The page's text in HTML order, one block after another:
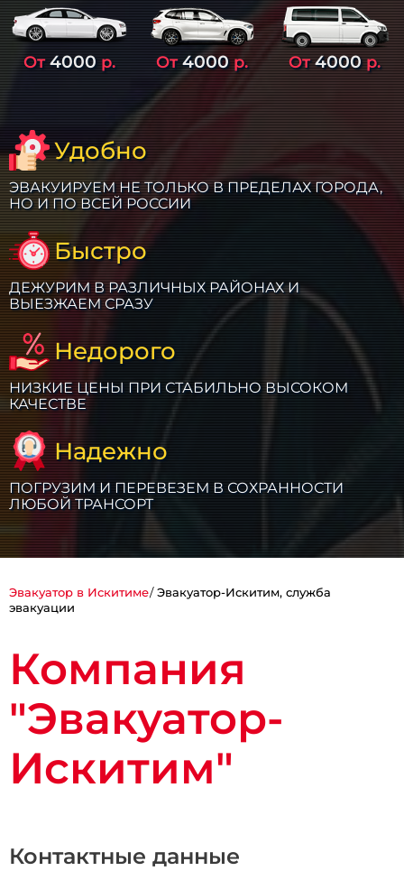
От4000 р. От4000р. От4000р.
Удобно
ЭВАКУИРУЕМ НЕ ТОЛЬКО В ПРЕДЕЛАХ ГОРОДА,
НО И ПО ВСЕЙ РОССИИ
Быстро
ДЕЖУРИМ В РАЗЛИЧНЫХ РАЙОНАХ И
ВЫЕЗЖАЕМ СРАЗУ
Недорого
НИЗКИЕ ЦЕНЫ ПРИ СТАБИЛЬНО ВЫСОКОМ
КАЧЕСТВЕ
Надежно
ПОГРУЗИМ И ПЕРЕВЕЗЕМ В СОХРАННОСТИ
ЛЮБОЙ ТРАНСОРТ
Эвакуатор в Искитиме
Эвакуатор-Искитим, служба
эвакуации
Компания
"Эвакуатор-
Искитим"
Контактные данные